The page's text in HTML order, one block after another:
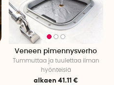
Veneen pimennysverho
Tummuttaa ja tuulettaa ilman
hyönteisiä
alkaen 41.11 €